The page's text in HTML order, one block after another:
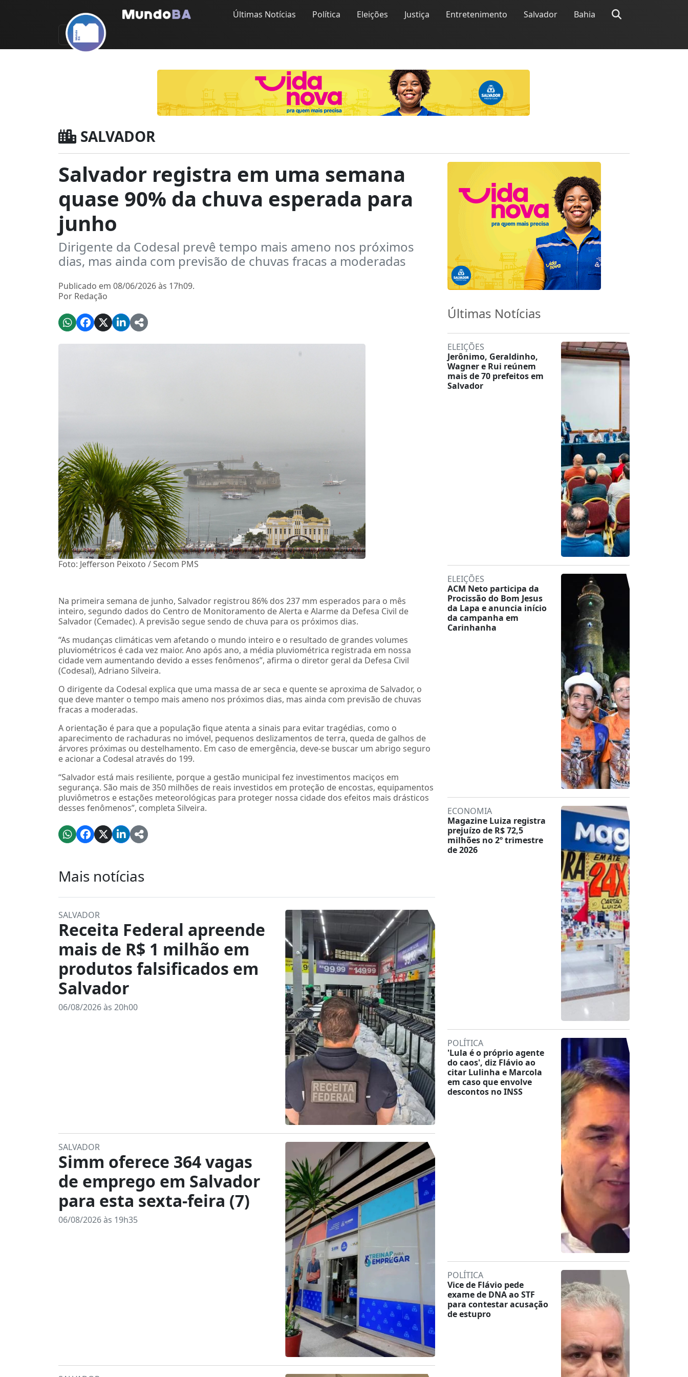
Últimas Notícias Política Eleições Justiça Entretenimento Salvador Bahia
SALVADOR
Salvador registra em uma semana
quase 90% da chuva esperada para
junho
Dirigente da Codesal prevê tempo mais ameno nos próximos
dias, mas ainda com previsão de chuvas fracas a moderadas
Publicado em 08/06/2026 às 17h09.
Por Redação
Foto: Jefferson Peixoto / Secom PMS
Na primeira semana de junho, Salvador registrou 86% dos 237 mm esperados para o mês
inteiro, segundo dados do Centro de Monitoramento de Alerta e Alarme da Defesa Civil de
Salvador (Cemadec). A previsão segue sendo de chuva para os próximos dias.
“As mudanças climáticas vem afetando o mundo inteiro e o resultado de grandes volumes
pluviométricos é cada vez maior. Ano após ano, a média pluviométrica registrada em nossa
cidade vem aumentando devido a esses fenômenos”, afirma o diretor geral da Defesa Civil
(Codesal), Adriano Silveira.
O dirigente da Codesal explica que uma massa de ar seca e quente se aproxima de Salvador, o
que deve manter o tempo mais ameno nos próximos dias, mas ainda com previsão de chuvas
fracas a moderadas.
A orientação é para que a população fique atenta a sinais para evitar tragédias, como o
aparecimento de rachaduras no imóvel, pequenos deslizamentos de terra, queda de galhos de
árvores próximas ou destelhamento. Em caso de emergência, deve-se buscar um abrigo seguro
e acionar a Codesal através do 199.
“Salvador está mais resiliente, porque a gestão municipal fez investimentos maciços em
segurança. São mais de 350 milhões de reais investidos em proteção de encostas, equipamentos
pluviômetros e estações meteorológicas para proteger nossa cidade dos efeitos mais drásticos
desses fenômenos”, completa Silveira.
Mais notícias
SALVADOR
Receita Federal apreende
mais de R$ 1 milhão em
produtos falsificados em
Salvador
06/08/2026 às 20h00
SALVADOR
Simm oferece 364 vagas
de emprego em Salvador
para esta sexta-feira (7)
06/08/2026 às 19h35
Últimas Notícias
ELEIÇÕES
Jerônimo, Geraldinho,
Wagner e Rui reúnem
mais de 70 prefeitos em
Salvador
ELEIÇÕES
ACM Neto participa da
Procissão do Bom Jesus
da Lapa e anuncia início
da campanha em
Carinhanha
ECONOMIA
Magazine Luiza registra
prejuízo de R$ 72,5
milhões no 2º trimestre
de 2026
POLÍTICA
'Lula é o próprio agente
do caos', diz Flávio ao
citar Lulinha e Marcola
em caso que envolve
descontos no INSS
POLÍTICA
Vice de Flávio pede
exame de DNA ao STF
para contestar acusação
de estupro